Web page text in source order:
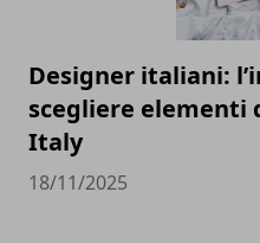
Designer italiani:
scegliere elementi
Italy
18/11/2025